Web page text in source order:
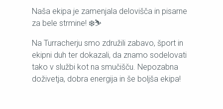
Naša ekipa je zamenjala delovišča in pisarne
za bele strmine! ❄️⛷️
Na Turracherju smo združili zabavo, šport in
ekipni duh ter dokazali, da znamo sodelovati
tako v službi kot na smučišču. Nepozabna
doživetja, dobra energija in še boljša ekipa!